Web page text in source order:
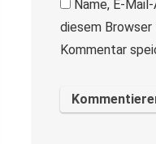
Name, E-
diesem
Kommentar